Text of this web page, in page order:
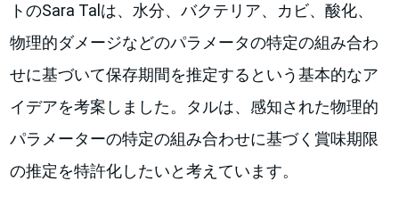
トのSara Talは、水分、バクテリア、カビ、酸化、
物理的ダメージなどのパラメータの特定の組み合わ
せに基づいて保存期間を推定するという基本的なア
イデアを考案しました。タルは、感知された物理的
パラメーターの特定の組み合わせに基づく賞味期限
の推定を特許化したいと考えています。